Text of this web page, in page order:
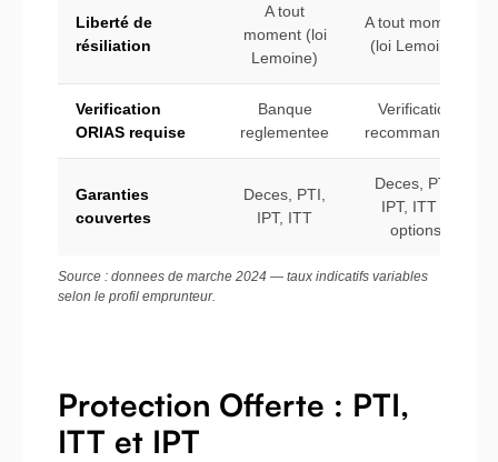
Liberté de
résiliation
A tout
moment (loi
Lemoine)
A tout moment
(loi Lemoine)
Verification
ORIAS requise
Banque
reglementee
Verification
recommandee
Garanties
couvertes
Deces, PTI,
IPT, ITT
Deces, PTI,
IPT, ITT +
options
Source : donnees de marche 2024 — taux indicatifs variables
selon le profil emprunteur.
Protection Offerte : PTI,
ITT et IPT